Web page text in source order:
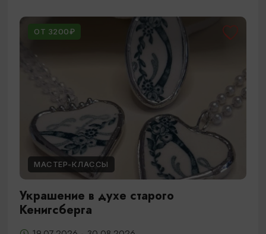
ОТ 3200₽
МАСТЕР-КЛАССЫ
Украшение в духе старого
Кенигсберга